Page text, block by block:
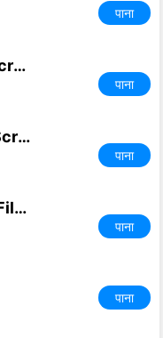
पाना
Color Phone Call Screen Themes
पाना
Color Phone: Call Screen Theme
पाना
PredictoCam: Fun Filter Game
पाना
पाना